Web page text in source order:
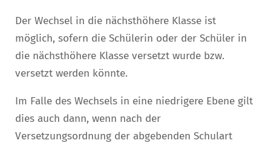
Der Wechsel in die nächsthöhere Klasse ist
möglich, sofern die Schülerin oder der Schüler in
die nächsthöhere Klasse versetzt wurde bzw.
versetzt werden könnte.
Im Falle des Wechsels in eine niedrigere Ebene gilt
dies auch dann, wenn nach der
Versetzungsordnung der abgebenden Schulart